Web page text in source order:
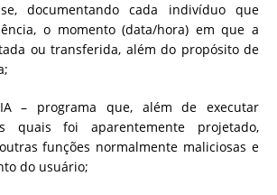
documentando cada indivíduo que
o momento (data/hora) em que a
ou transferida, além do propósito de
– programa que, além de executar
quais foi aparentemente projetado,
funções normalmente maliciosas e
do usuário;